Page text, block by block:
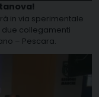
in via sperimentale
due collegamenti
– Pescara.